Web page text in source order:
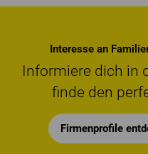
Interesse an
Informiere dich in
finde den
Firmenprofile